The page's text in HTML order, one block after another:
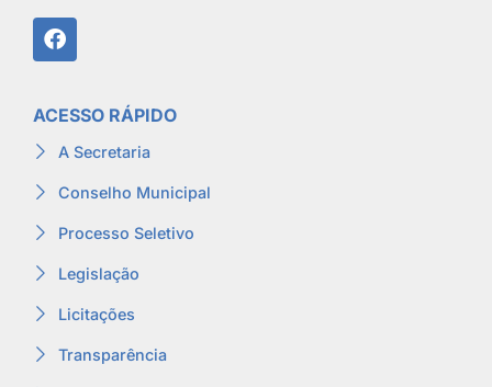
ACESSO RÁPIDO
A Secretaria
Conselho Municipal
Processo Seletivo
Legislação
Licitações
Transparência